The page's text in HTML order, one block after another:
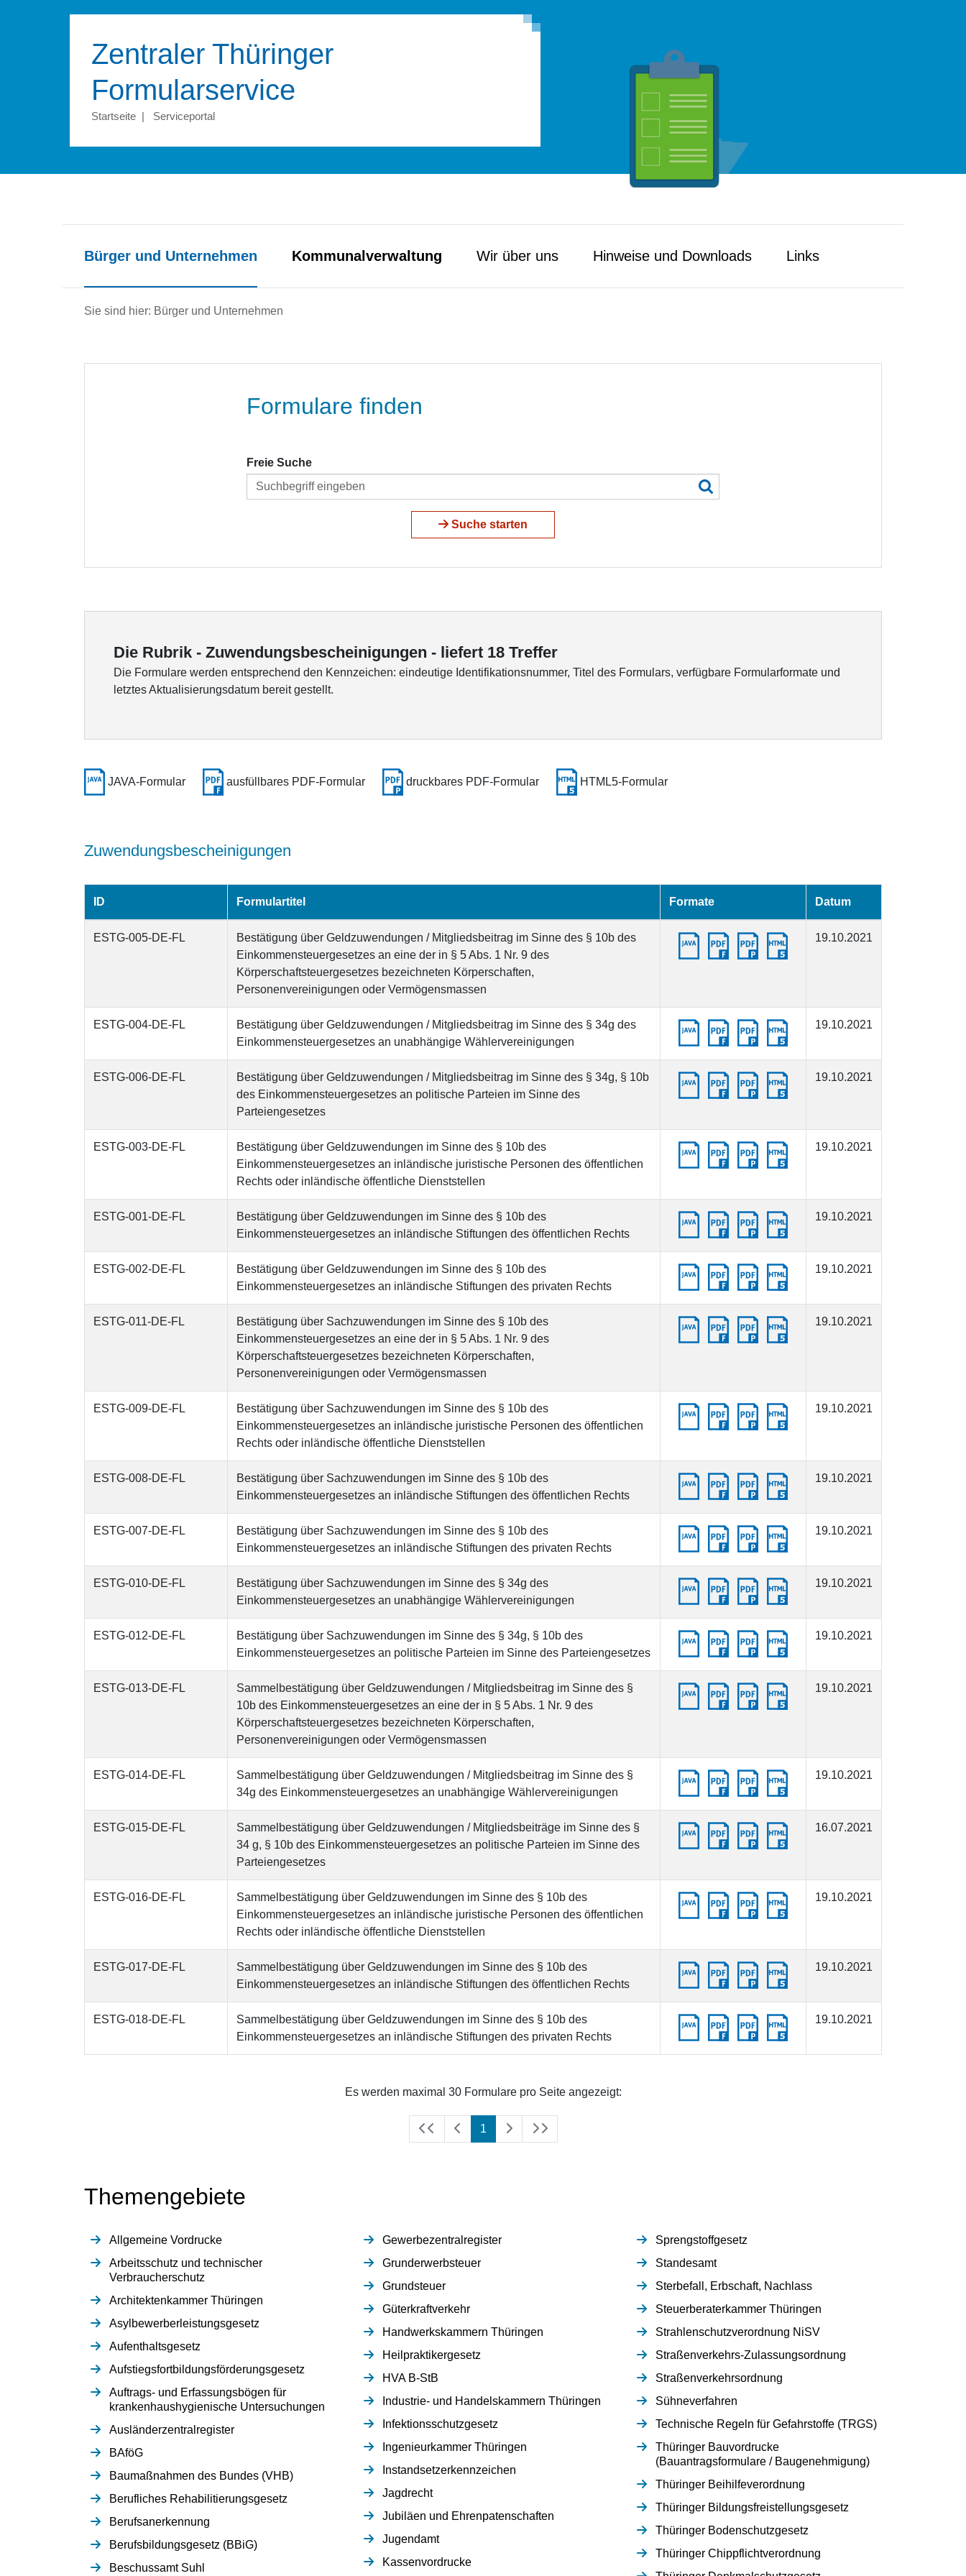
Zentraler Thüringer
Formular­service
Startseite | Serviceportal
Bürger und Unternehmen Kommunal­verwaltung Wir über uns Hinweise und Downloads Links
Sie sind hier: Bürger und Unternehmen
Formulare finden
Freie Suche
Suche starten
Die Rubrik - Zuwendungsbescheinigungen - liefert 18 Treffer
Die Formulare werden entsprechend den Kennzeichen: eindeutige Identifikationsnummer, Titel des Formulars, verfügbare Formularformate und
letztes Aktualisierungsdatum bereit gestellt.
JAVA-Formular ausfüllbares PDF-Formular druckbares PDF-Formular HTML5-Formular
Zuwendungsbescheinigungen
ID Formulartitel Formate Datum
ESTG-005-DE-FL
Bestätigung über Geldzuwendungen / Mitgliedsbeitrag im Sinne des § 10b des
Einkommensteuergesetzes an eine der in § 5 Abs. 1 Nr. 9 des
Körperschaftsteuergesetzes bezeichneten Körperschaften,
Personenvereinigungen oder Vermögensmassen
19.10.2021
ESTG-004-DE-FL
Bestätigung über Geldzuwendungen / Mitgliedsbeitrag im Sinne des § 34g des
Einkommensteuergesetzes an unabhängige Wählervereinigungen
19.10.2021
ESTG-006-DE-FL
Bestätigung über Geldzuwendungen / Mitgliedsbeitrag im Sinne des § 34g, § 10b
des Einkommensteuergesetzes an politische Parteien im Sinne des
Parteiengesetzes
19.10.2021
ESTG-003-DE-FL
Bestätigung über Geldzuwendungen im Sinne des § 10b des
Einkommensteuergesetzes an inländische juristische Personen des öffentlichen
Rechts oder inländische öffentliche Dienststellen
19.10.2021
ESTG-001-DE-FL
Bestätigung über Geldzuwendungen im Sinne des § 10b des
Einkommensteuergesetzes an inländische Stiftungen des öffentlichen Rechts
19.10.2021
ESTG-002-DE-FL
Bestätigung über Geldzuwendungen im Sinne des § 10b des
Einkommensteuergesetzes an inländische Stiftungen des privaten Rechts
19.10.2021
ESTG-011-DE-FL
Bestätigung über Sachzuwendungen im Sinne des § 10b des
Einkommensteuergesetzes an eine der in § 5 Abs. 1 Nr. 9 des
Körperschaftsteuergesetzes bezeichneten Körperschaften,
Personenvereinigungen oder Vermögensmassen
19.10.2021
ESTG-009-DE-FL
Bestätigung über Sachzuwendungen im Sinne des § 10b des
Einkommensteuergesetzes an inländische juristische Personen des öffentlichen
Rechts oder inländische öffentliche Dienststellen
19.10.2021
ESTG-008-DE-FL
Bestätigung über Sachzuwendungen im Sinne des § 10b des
Einkommensteuergesetzes an inländische Stiftungen des öffentlichen Rechts
19.10.2021
ESTG-007-DE-FL
Bestätigung über Sachzuwendungen im Sinne des § 10b des
Einkommensteuergesetzes an inländische Stiftungen des privaten Rechts
19.10.2021
ESTG-010-DE-FL
Bestätigung über Sachzuwendungen im Sinne des § 34g des
Einkommensteuergesetzes an unabhängige Wählervereinigungen
19.10.2021
ESTG-012-DE-FL
Bestätigung über Sachzuwendungen im Sinne des § 34g, § 10b des
Einkommensteuergesetzes an politische Parteien im Sinne des Parteiengesetzes
19.10.2021
ESTG-013-DE-FL
Sammelbestätigung über Geldzuwendungen / Mitgliedsbeitrag im Sinne des §
10b des Einkommensteuergesetzes an eine der in § 5 Abs. 1 Nr. 9 des
Körperschaftsteuergesetzes bezeichneten Körperschaften,
Personenvereinigungen oder Vermögensmassen
19.10.2021
ESTG-014-DE-FL
Sammelbestätigung über Geldzuwendungen / Mitgliedsbeitrag im Sinne des §
34g des Einkommensteuergesetzes an unabhängige Wählervereinigungen
19.10.2021
ESTG-015-DE-FL
Sammelbestätigung über Geldzuwendungen / Mitgliedsbeiträge im Sinne des §
34 g, § 10b des Einkommensteuergesetzes an politische Parteien im Sinne des
Parteiengesetzes
16.07.2021
ESTG-016-DE-FL
Sammelbestätigung über Geldzuwendungen im Sinne des § 10b des
Einkommensteuergesetzes an inländische juristische Personen des öffentlichen
Rechts oder inländische öffentliche Dienststellen
19.10.2021
ESTG-017-DE-FL
Sammelbestätigung über Geldzuwendungen im Sinne des § 10b des
Einkommensteuergesetzes an inländische Stiftungen des öffentlichen Rechts
19.10.2021
ESTG-018-DE-FL
Sammelbestätigung über Geldzuwendungen im Sinne des § 10b des
Einkommensteuergesetzes an inländische Stiftungen des privaten Rechts
19.10.2021
Es werden maximal 30 Formulare pro Seite angezeigt:
1 (aktuell)
Themengebiete
Allgemeine Vordrucke
Arbeitsschutz und technischer
Verbraucherschutz
Architektenkammer Thüringen
Asylbewerberleistungsgesetz
Aufenthaltsgesetz
Aufstiegsfortbildungsförderungsgesetz
Auftrags- und Erfassungsbögen für
krankenhaushygienische Untersuchungen
Ausländerzentralregister
BAföG
Baumaßnahmen des Bundes (VHB)
Berufliches Rehabilitierungsgesetz
Berufsanerkennung
Berufsbildungsgesetz (BBiG)
Beschussamt Suhl
Gewerbezentralregister
Grunderwerbsteuer
Grundsteuer
Güterkraftverkehr
Handwerkskammern Thüringen
Heilpraktikergesetz
HVA B-StB
Industrie- und Handelskammern Thüringen
Infektionsschutzgesetz
Ingenieurkammer Thüringen
Instandsetzerkennzeichen
Jagdrecht
Jubiläen und Ehrenpatenschaften
Jugendamt
Kassenvordrucke
Sprengstoffgesetz
Standesamt
Sterbefall, Erbschaft, Nachlass
Steuerberaterkammer Thüringen
Strahlenschutzverordnung NiSV
Straßenverkehrs-Zulassungsordnung
Straßenverkehrsordnung
Sühneverfahren
Technische Regeln für Gefahrstoffe (TRGS)
Thüringer Bauvordrucke
(Bauantragsformulare / Baugenehmigung)
Thüringer Beihilfeverordnung
Thüringer Bildungsfreistellungsgesetz
Thüringer Bodenschutzgesetz
Thüringer Chippflichtverordnung